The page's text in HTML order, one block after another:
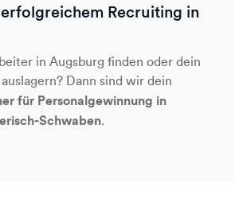
Recruiting in
in Augsburg finden oder dein
Dann sind wir dein
für Personalgewinnung in
Schwaben.